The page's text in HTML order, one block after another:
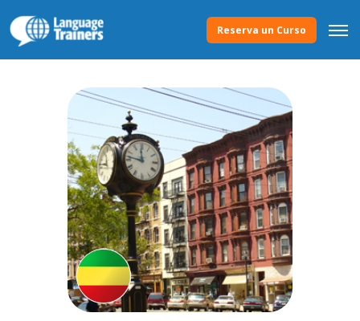
Reserva un Curso